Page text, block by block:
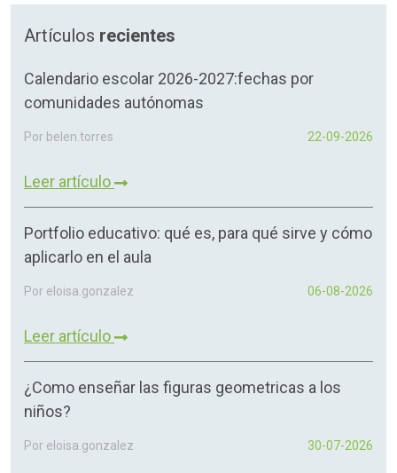
Artículos recientes
Calendario escolar 2026-2027:fechas por
comunidades autónomas
Por belen.torres 22-09-2026
Leer artículo
Portfolio educativo: qué es, para qué sirve y cómo
aplicarlo en el aula
Por eloisa.gonzalez 06-08-2026
Leer artículo
¿Como enseñar las figuras geometricas a los
niños?
Por eloisa.gonzalez 30-07-2026